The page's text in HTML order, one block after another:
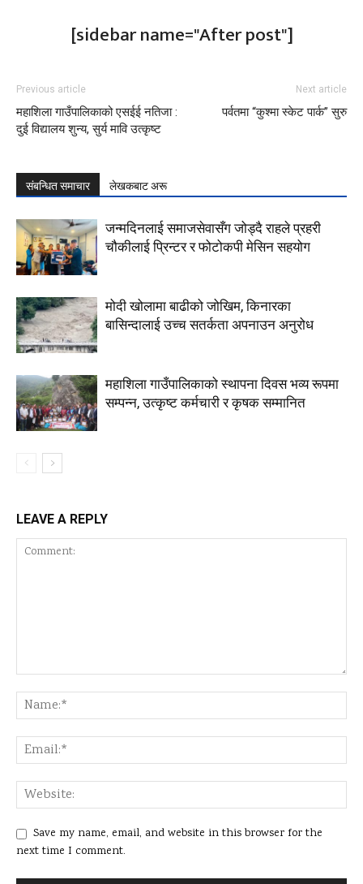
[sidebar name="After post"]
Previous article
महाशिला गाउँपालिकाको एसईई नतिजा :
दुई विद्यालय शुन्य, सुर्य मावि उत्कृष्ट
Next article
पर्वतमा “कुश्मा स्केट पार्क” सुरु
संबन्धित समाचार लेखकबाट अरू
जन्मदिनलाई समाजसेवासँग जोड्दै राहले प्रहरी
चौकीलाई प्रिन्टर र फोटोकपी मेसिन सहयोग
मोदी खोलामा बाढीको जोखिम, किनारका
बासिन्दालाई उच्च सतर्कता अपनाउन अनुरोध
महाशिला गाउँपालिकाको स्थापना दिवस भव्य रूपमा
सम्पन्न, उत्कृष्ट कर्मचारी र कृषक सम्मानित
LEAVE A REPLY
Save my name, email, and website in this browser for the
next time I comment.